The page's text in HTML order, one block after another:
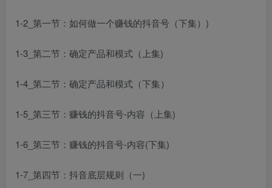
1-2_第一节：如何做一个赚钱的抖音号（下集）)
1-3_第二节：确定产品和模式（上集)
1-4_第二节：确定产品和模式（下集）
1-5_第三节：赚钱的抖音号-内容（上集)
1-6_第三节：赚钱的抖音号-内容(下集)
1-7_第四节：抖音底层规则（一)